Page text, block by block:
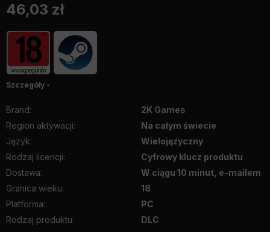
46,03 zł
Szczegóły
Brand:
2K Games
Region aktywacji:
Na całym świecie
Język:
Wielojęzyczny
Rodzaj licencji:
Cyfrowy klucz produktu
Dostawa:
W ciągu 10 minut, e-mailem
Granica wieku:
18
Platforma:
PC
Rodzaj produktu:
DLC